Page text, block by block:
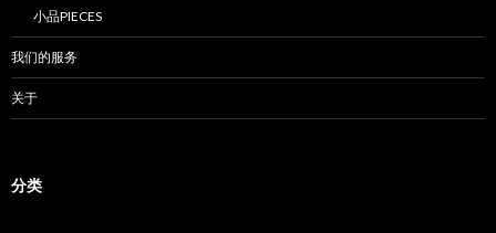
小品PIECES
我们的服务
关于
分类